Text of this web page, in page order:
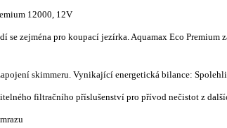
12000, 12V
se zejména pro koupací jezírka. Aquamax Eco
skimmeru. Vynikající energetická bilance:
filtračního příslušenství pro přívod nečistot z